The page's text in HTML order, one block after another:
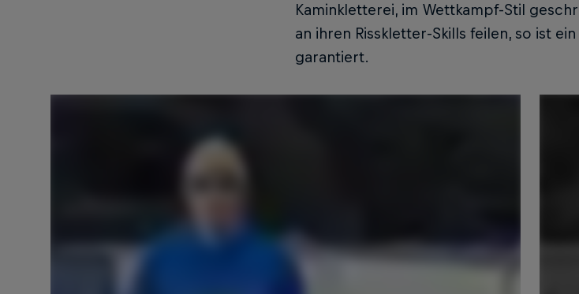
Kaminkletterei, im Wettkampf-Stil
an ihren Risskletter-Skills feilen, so ist
garantiert.